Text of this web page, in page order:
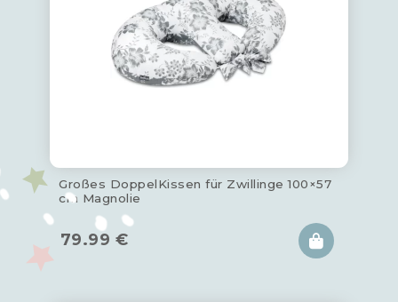
Großes DoppelKissen für Zwillinge 100×57
cm Magnolie
79.99 €